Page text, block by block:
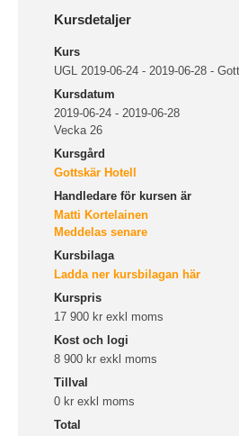
Kursdetaljer
Kurs
UGL 2019-06-24 - 2019-06-28 -
Kursdatum
2019-06-24 - 2019-06-28
Vecka 26
Kursgård
Gottskär Hotell
Handledare för kursen är
Matti Kortelainen
Meddelas senare
Kursbilaga
Ladda ner kursbilagan här
Kurspris
17 900 kr exkl moms
Kost och logi
8 900 kr exkl moms
Tillval
0 kr exkl moms
Total